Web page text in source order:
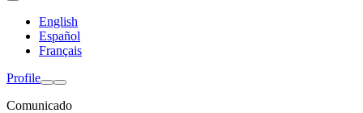
English
Español
Français
Profile
Comunicado